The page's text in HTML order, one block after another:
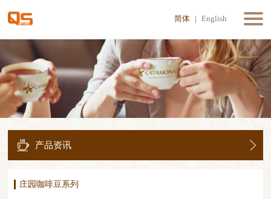
简体 | English
产品资讯
庄园咖啡豆系列